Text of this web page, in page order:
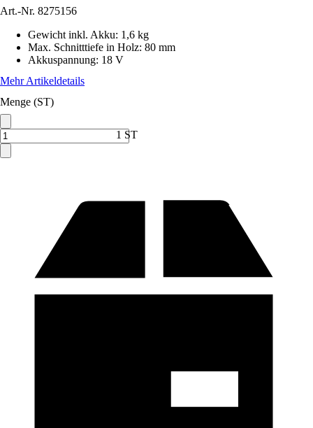
Art.-Nr. 8275156
Gewicht inkl. Akku: 1,6 kg
Max. Schnitttiefe in Holz: 80 mm
Akkuspannung: 18 V
Mehr Artikeldetails
Menge (ST)
1 ST